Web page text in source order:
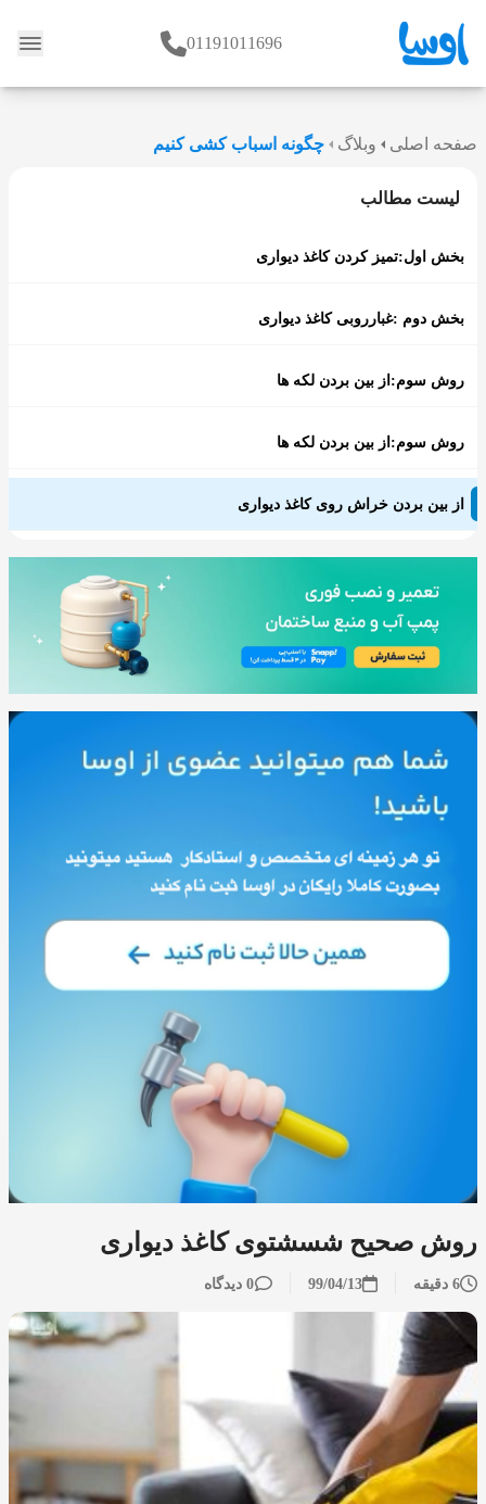
وبلاگ 01191011696
صفحه اصلی وبلاگ چگونه اسباب کشی کنیم
روش صحیح شسشتوی کاغذ دیواری
6 دقیقه 99/04/13 0 دیدگاه
لیست مطالب
بخش اول:تمیز کردن کاغذ دیواری
بخش دوم :غبارروبی کاغذ دیواری
روش سوم:از بین بردن لکه ها
روش سوم:از بین بردن لکه ها
از بین بردن خراش روی کاغذ دیواری